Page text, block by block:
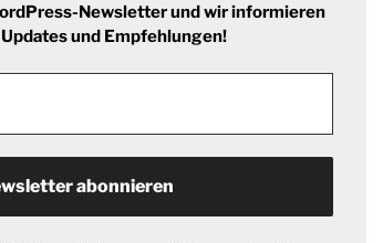
Newsletter und wir informieren
und Empfehlungen!